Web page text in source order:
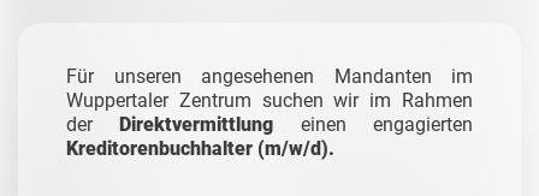
Für unseren angesehenen Mandanten im
Wuppertaler Zentrum suchen wir im Rahmen
derDirektvermittlung einen engagierten
Kreditorenbuchhalter (m/w/d).